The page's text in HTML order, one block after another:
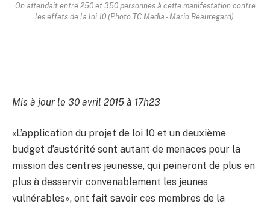
On attendait entre 250 et 350 personnes à cette manifestation contre
les effets de la loi 10. (Photo TC Media - Mario Beauregard)
Mis à jour le 30 avril 2015 à 17h23
«L’application du projet de loi 10 et un deuxième
budget d’austérité sont autant de menaces pour la
mission des centres jeunesse, qui peineront de plus en
plus à desservir convenablement les jeunes
vulnérables», ont fait savoir ces membres de la